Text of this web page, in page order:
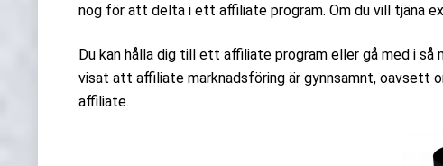
nog för att delta i ett affiliate program. Om du vill tjäna
Du kan hålla dig till ett affiliate program eller gå med i
visat att affiliate marknadsföring är gynnsamnt, oavsett
affiliate.